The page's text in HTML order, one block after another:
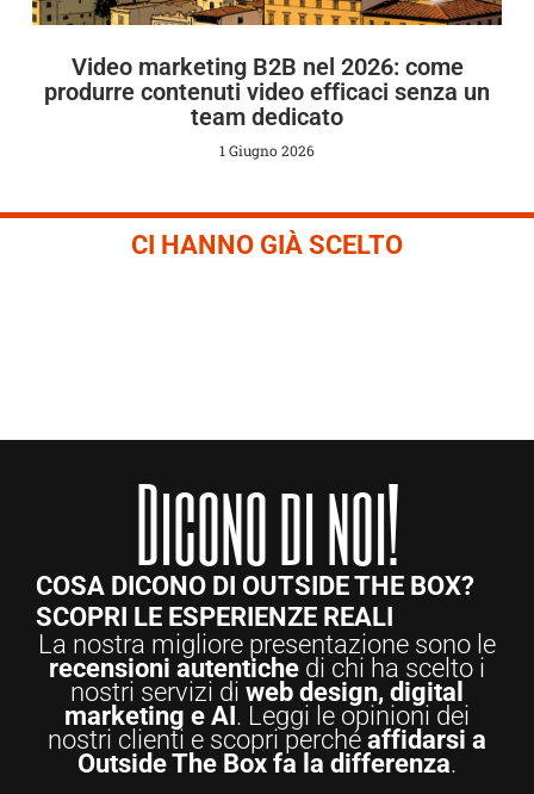
Video marketing B2B nel 2026: come
produrre contenuti video efficaci senza un
team dedicato
1 Giugno 2026
CI HANNO GIÀ SCELTO
Dicono di noi!
COSA DICONO DI OUTSIDE THE BOX?
SCOPRI LE ESPERIENZE REALI
La nostra migliore presentazione sono le
recensioni autentiche di chi ha scelto i
nostri servizi di web design, digital
marketing e AI . Leggi le opinioni dei
nostri clienti e scopri perché affidarsi a
Outside The Box fa la differenza.